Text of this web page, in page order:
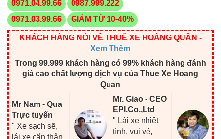
0971.04.99.66
0987.999.222
0971.03.99.66
GIẢM TỪ 10-40%
KHÁCH HÀNG NÓI VỀ THUÊ XE HOÀNG QUÂN -
Xem Thêm
Trong 99.999 khách hàng có 99% khách hàng đánh
giá cao chất lượng dịch vụ của Thue Xe Hoang
Quan
Mr Nam - Qua
Trực tuyến
" Xe sạch sẽ,
lái xe cẩn thận,
Mr. Giao - CEO
EPI.Co.,Ltd
" Lái xe nhiệt
tình, vui vẻ,